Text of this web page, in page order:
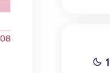
1